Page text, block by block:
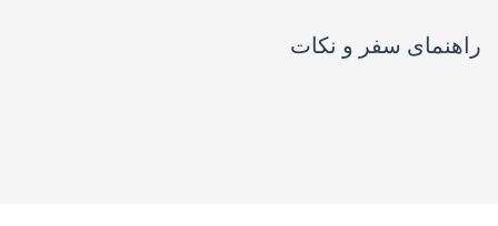
راهنمای سفر و نکات